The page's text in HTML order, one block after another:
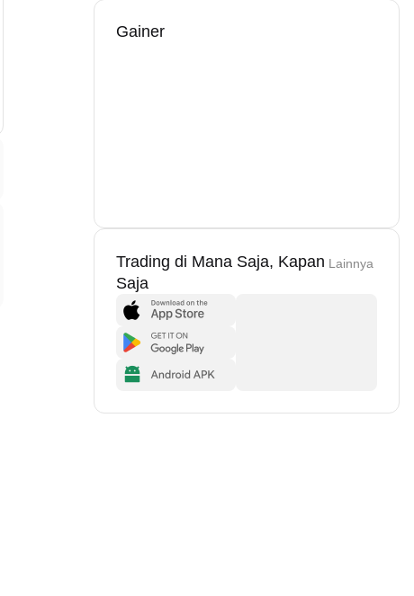
Gainer
Trading di Mana Saja, Kapan
Saja
Lainnya